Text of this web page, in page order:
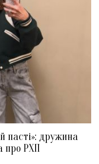
пасті»: дружина
про РХП